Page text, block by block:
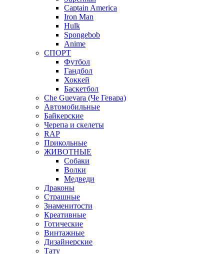
Captain America
Iron Man
Hulk
Spongebob
Anime
СПОРТ
Футбол
Гандбол
Хоккей
Баскетбол
Che Guevara (Че Гевара)
Автомобильные
Байкерские
Черепа и скелеты
RAP
Прикольные
ЖИВОТНЫЕ
Собаки
Волки
Медведи
Драконы
Страшные
Знаменитости
Креативные
Готические
Винтажные
Дизайнерские
Тату